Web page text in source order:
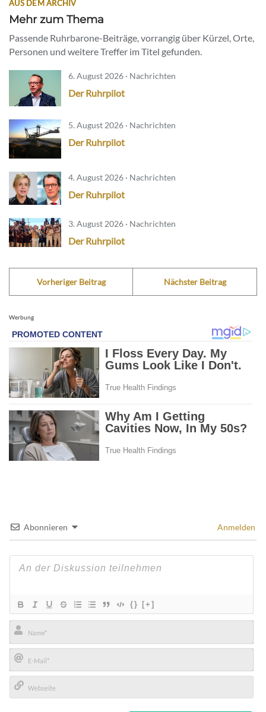
AUS DEM ARCHIV
Mehr zum Thema
Passende Ruhrbarone-Beiträge, vorrangig über Kürzel, Orte,
Personen und weitere Treffer im Titel gefunden.
6. August 2026 · Nachrichten
Der Ruhrpilot
5. August 2026 · Nachrichten
Der Ruhrpilot
4. August 2026 · Nachrichten
Der Ruhrpilot
3. August 2026 · Nachrichten
Der Ruhrpilot
Vorheriger Beitrag Nächster Beitrag
Werbung
Abonnieren Anmelden
{} [+]
Name*
E-
Mail*